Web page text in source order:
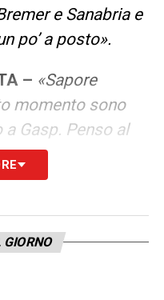
e Sanabria e
po’ a posto».
– «Sapore
momento sono
Gasp. Penso al
e mettere
così non
diversa da
GIORNO